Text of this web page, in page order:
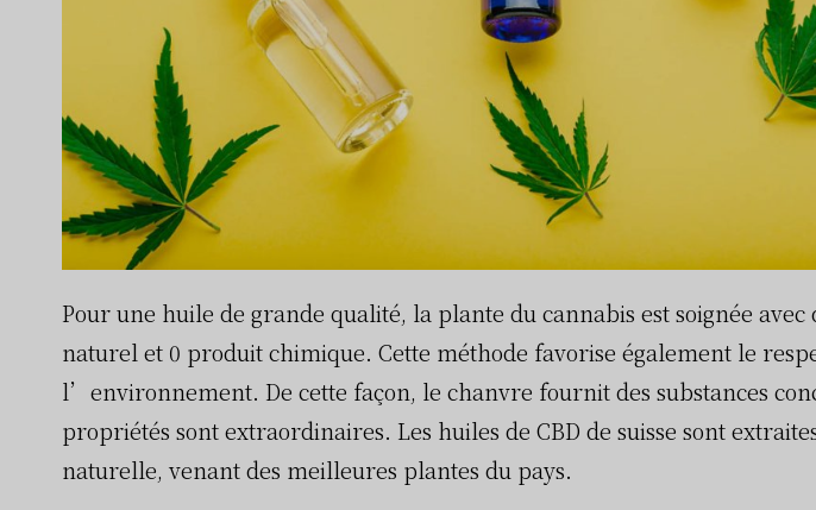
Pour une huile de grande qualité, la plante du cannabis est soignée
naturel et 0 produit chimique. Cette méthode favorise également le
l’environnement. De cette façon, le chanvre fournit des substances
propriétés sont extraordinaires. Les huiles de CBD de suisse sont
naturelle, venant des meilleures plantes du pays.